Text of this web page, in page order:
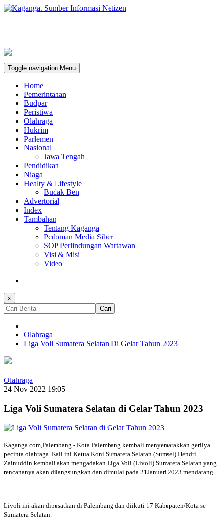
Toggle navigation Menu
Home
Pemerintahan
Budpar
Peristiwa
Olahraga
Hukrim
Parlemen
Nasional
Jawa Tengah
Pendidikan
Niaga
Healty & Lifestyle
Budak Ben
Advertorial
Index
Tambahan
Tentang Kaganga
Pedoman Media Siber
SOP Perlindungan Wartawan
Visi & Misi
Video
x
Cari
Olahraga
Liga Voli Sumatera Selatan Di Gelar Tahun 2023
Olahraga
24 Nov 2022 19:05
Liga Voli Sumatera Selatan di Gelar Tahun 2023
Kaganga.com,Palembang - Kota Palembang kembali menyemarakkan gerilya
pecinta olahraga. Kali ini Ketua Koni Sumatera Selatan (Sumsel) Hendri
Zainuddin kembali akan mengadakan Liga Voli (Livoli) Sumatera Selatan yang
rencananya akan dilangsungkan dan dimulai pada 21Januari 2023 mendatang.
Livoli ini akan dipusatkan di Palembang dan diikuti 17 Kabupaten/Kota se
Sumatera Selatan.